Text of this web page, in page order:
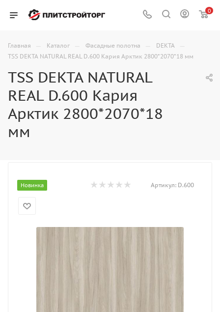
0
Главная — Каталог — Фасадные полотна — DEKTA —
TSS DEKTA NATURAL REAL D.600 Кария Арктик 2800*2070*18 мм
TSS DEKTA NATURAL
REAL D.600 Кария
Арктик 2800*2070*18
мм
Новинка Артикул: D.600